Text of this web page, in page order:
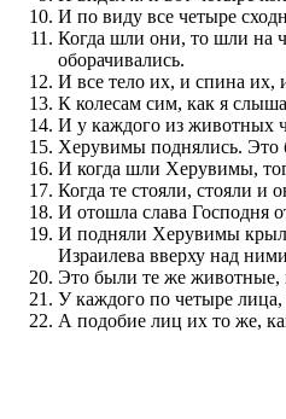
И по виду все четыре
Когда шли они, то шли на
оборачивались.
И все тело их, и спина их,
К колесам сим, как я
И у каждого из животных
Херувимы поднялись. Это
И когда шли Херувимы,
Когда те стояли, стояли
И отошла слава Господня
И подняли Херувимы
Израилева вверху над
Это были те же животные,
У каждого по четыре
А подобие лиц их то же,